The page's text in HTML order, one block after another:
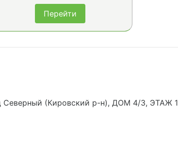
Перейти
Северный (Кировский р-н), ДОМ 4/3, ЭТАЖ 1